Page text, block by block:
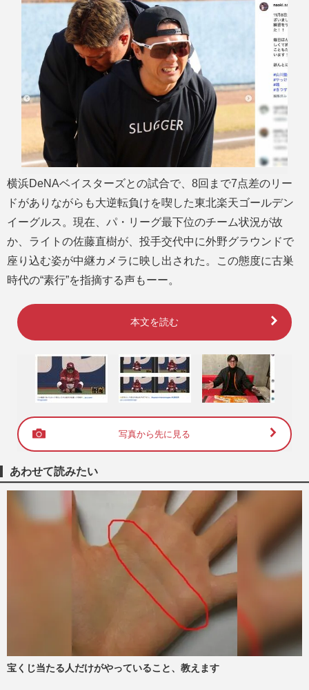
u
横浜DeNAベイスターズとの試合で、8回まで7点差のリー
ドがありながらも大逆転負けを喫した東北楽天ゴールデン
イーグルス。現在、パ・リーグ最下位のチーム状況が故
か、ライトの佐藤直樹が、投手交代中に外野グラウンドで
座り込む姿が中継カメラに映し出された。この態度に古巣
時代の“素行”を指摘する声もーー。
本文を読む
写真から先に見る
あわせて読みたい
宝くじ当たる人だけがやっていること、教えます